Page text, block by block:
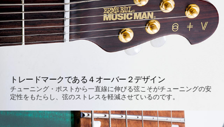
トレードマークである４オーバー２デザイン
チューニング・ポストから一直線に伸びる弦こそがチューニングの安
定性をもたらし、弦のストレスを軽減させているのです。